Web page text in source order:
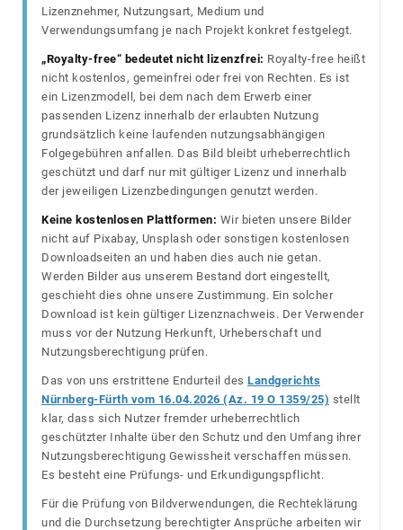
Lizenznehmer, Nutzungsart, Medium und
Verwendungsumfang je nach Projekt konkret festgelegt.
„Royalty-free“ bedeutet nicht lizenzfrei: Royalty-free heißt
nicht kostenlos, gemeinfrei oder frei von Rechten. Es ist
ein Lizenzmodell, bei dem nach dem Erwerb einer
passenden Lizenz innerhalb der erlaubten Nutzung
grundsätzlich keine laufenden nutzungsabhängigen
Folgegebühren anfallen. Das Bild bleibt urheberrechtlich
geschützt und darf nur mit gültiger Lizenz und innerhalb
der jeweiligen Lizenzbedingungen genutzt werden.
Keine kostenlosen Plattformen: Wir bieten unsere Bilder
nicht auf Pixabay, Unsplash oder sonstigen kostenlosen
Downloadseiten an und haben dies auch nie getan.
Werden Bilder aus unserem Bestand dort eingestellt,
geschieht dies ohne unsere Zustimmung. Ein solcher
Download ist kein gültiger Lizenznachweis. Der Verwender
muss vor der Nutzung Herkunft, Urheberschaft und
Nutzungsberechtigung prüfen.
Das von uns erstrittene Endurteil des Landgerichts
Nürnberg-Fürth vom 16.04.2026 (Az. 19 O 1359/25) stellt
klar, dass sich Nutzer fremder urheberrechtlich
geschützter Inhalte über den Schutz und den Umfang ihrer
Nutzungsberechtigung Gewissheit verschaffen müssen.
Es besteht eine Prüfungs- und Erkundigungspflicht.
Für die Prüfung von Bildverwendungen, die Rechteklärung
und die Durchsetzung berechtigter Ansprüche arbeiten wir